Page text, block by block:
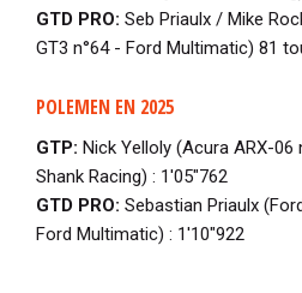
GTD PRO: Seb Priaulx / Mike
GT3 n°64 - Ford Multimatic) 81
POLEMEN EN 2025
GTP: Nick Yelloly (Acura ARX-06
Shank Racing) : 1'05"762
GTD PRO: Sebastian Priaulx
Ford Multimatic) : 1'10"922